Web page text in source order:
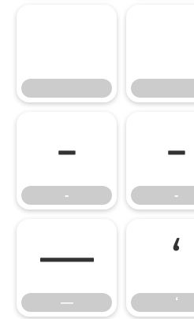
‐
‐
‑
‑
—
—
‘
‘